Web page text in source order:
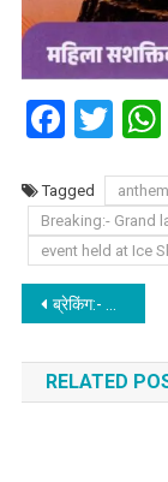
Tagged
Breaking:- Grand
event held at Ice
Post
ब्रेकिंग:- कल चार शहरों में स्क्रीन पर लाइव टेलीकास्ट होगा सिंबल लॉन्चिंग कार्यक्रम, जारी होने हैं राष्ट्रीय खेलों के पाँच प्रतीक।
RELATED